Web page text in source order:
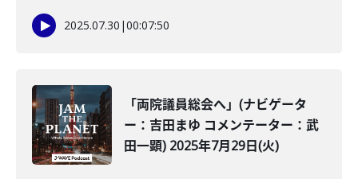
2025.07.30 |00:07:50
「両院議員総会へ」(ナビゲータ
ー：吉田まゆ コメンテーター：武
田一顕) 2025年7月29日(火)